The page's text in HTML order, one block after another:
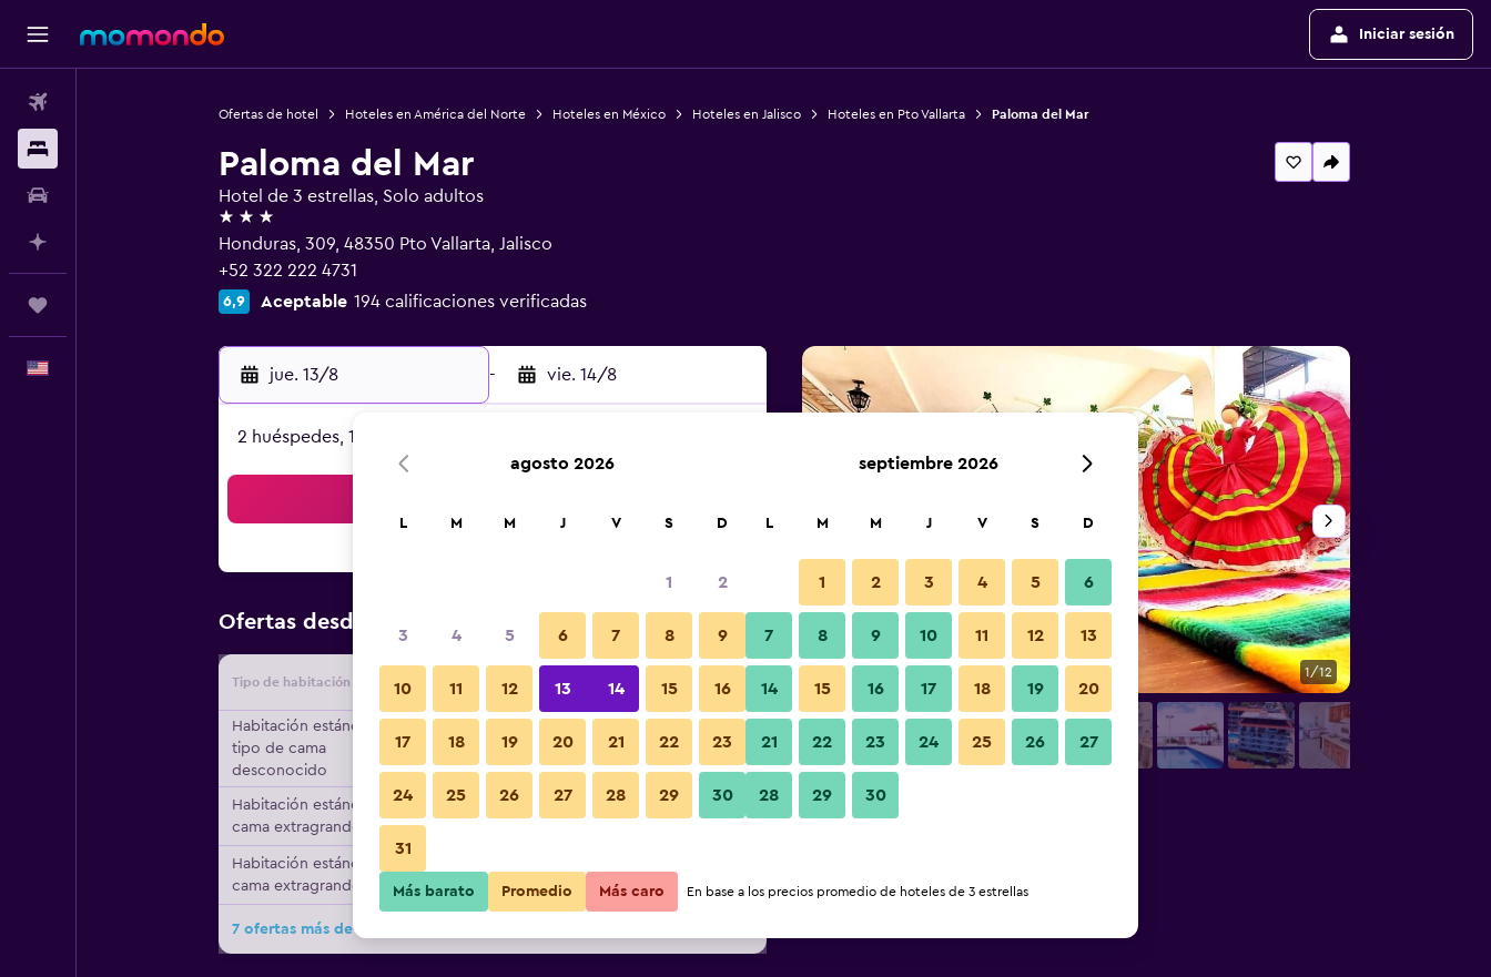
Iniciar sesión
Ofertas de hotel Hoteles en América del Norte Hoteles en México Hoteles en Jalisco Hoteles en Pto Vallarta Paloma del Mar
Paloma del Mar
Hotel de 3 estrellas, Solo adultos
3 estrellas
Honduras, 309, 48350 Pto Vallarta, Jalisco
+52 322 222 4731
6,9 Aceptable 194 calificaciones verificadas
jue. 13/8 - vie. 14/8
2 huéspedes, 1 habitación
Ofertas desde Oferta más barata de precio por noche
Tipo de habitación Proveedor Total noche
Habitación estándar,
tipo de cama
desconocido
$67 Ver oferta
Habitación estándar, 1
cama extragrande
$83 Ver oferta
Habitación estándar, 1
cama extragrande
$91 Ver oferta
7 ofertas más de Paloma del Mar
Otros 1/12
Fotos
agosto 2026
L M M J V S D
1 2
3 4 5 6 7 8 9
10 11 12 13 14 15 16
17 18 19 20 21 22 23
24 25 26 27 28 29 30
31
septiembre 2026
L M M J V S D
1 2 3 4 5 6
7 8 9 10 11 12 13
14 15 16 17 18 19 20
21 22 23 24 25 26 27
28 29 30
Más barato Promedio Más caro En base a los precios promedio de hoteles de 3 estrellas